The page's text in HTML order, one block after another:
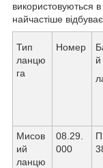
використовуються в
найчастіше
Тип
ланцю
га
Номер
й
Мисов
ий
ланцю
08.29.
000